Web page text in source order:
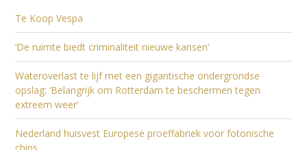
Te Koop Vespa
‘De ruimte biedt criminaliteit nieuwe kansen’
Wateroverlast te lijf met een gigantische ondergrondse
opslag: ‘Belangrijk om Rotterdam te beschermen tegen
extreem weer’
Nederland huisvest Europese proeffabriek voor fotonische